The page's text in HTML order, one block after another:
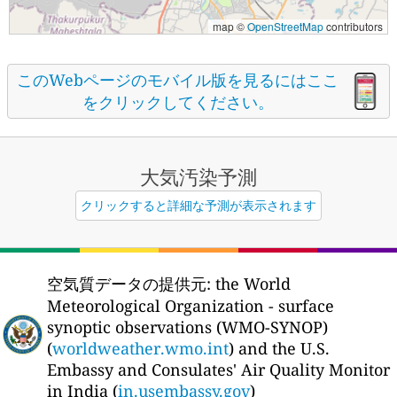
map ©OpenStreetMapcontributors
このWebページのモバイル版を見るにはここ
をクリックしてください。
大気汚染予測
クリックすると詳細な予測が表示されます
空気質データの提供元: the World
Meteorological Organization - surface
synoptic observations (WMO-SYNOP)
(worldweather.wmo.int) and the U.S.
Embassy and Consulates' Air Quality Monitor
in India (in.usembassy.gov)